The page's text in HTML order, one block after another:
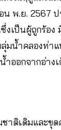
น พ.ย. 2567
งเป็นผู้ถูกร้อง
มน้ำคลองท่าแ
ำออกจากอ่าง
าติเดิมและขุ